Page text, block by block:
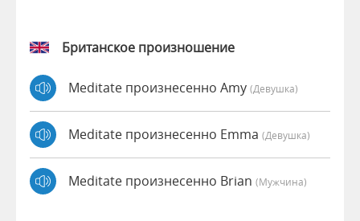
Британское произношение
Meditate произнесенно Amy (девушка)
Meditate произнесенно Emma (девушка)
Meditate произнесенно Brian (мужчина)